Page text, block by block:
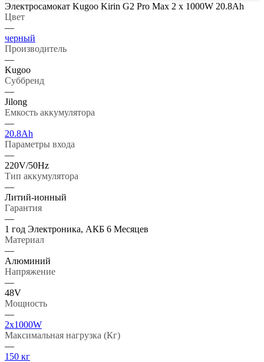
Электросамокат Kugoo Kirin G2 Pro Max 2 х 1000W 20.8Ah
Цвет
—
черный
Производитель
—
Kugoo
Суббренд
—
Jilong
Емкость аккумулятора
—
20.8Ah
Параметры входа
—
220V/50Hz
Тип аккумулятора
—
Литий-ионный
Гарантия
—
1 год Электроника, АКБ 6 Месяцев
Материал
—
Алюминий
Напряжение
—
48V
Мощность
—
2x1000W
Максимальная нагрузка (Кг)
—
150 кг